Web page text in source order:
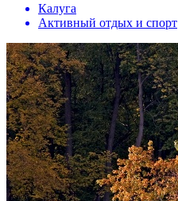
Калуга
Активный отдых и спорт